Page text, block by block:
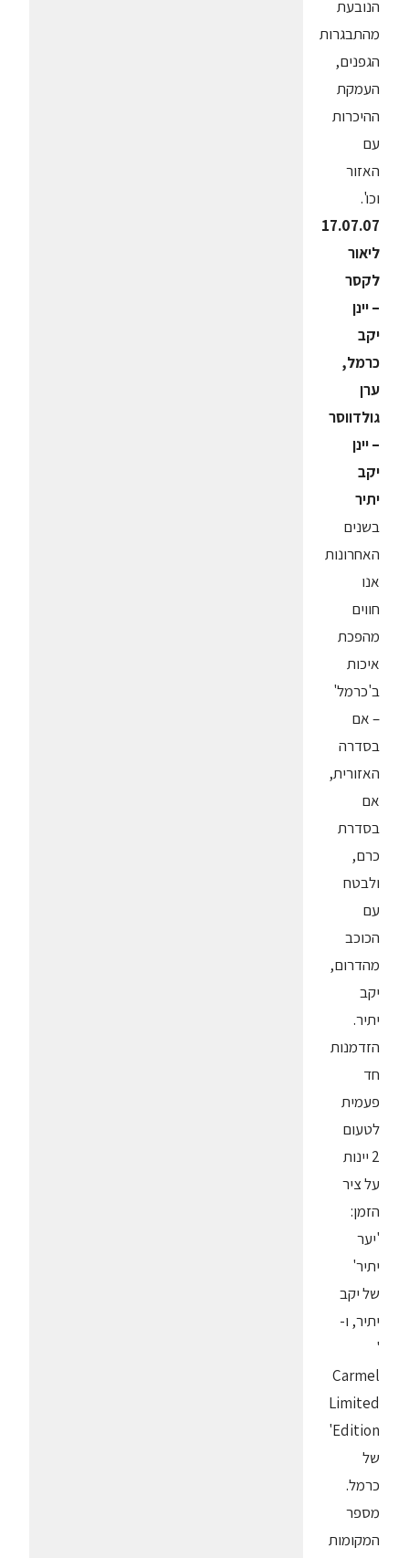
הנובעת
מהתבגרות
הגפנים,
העמקת
ההיכרות
עם
האזור
וכו'.
17.07.07
ליאור
לקסר
– יינן
יקב
כרמל,
ערן
גולדווסר
– יינן
יקב
יתיר
בשנים
האחרונות
אנו
חווים
מהפכת
איכות
ב'כרמל'
– אם
בסדרה
האזורית,
אם
בסדרת
כרם,
ולבטח
עם
הכוכב
מהדרום,
יקב
יתיר.
הזדמנות
חד
פעמית
לטעום
2 יינות
על ציר
הזמן:
'יער
יתיר'
של יקב
יתיר, ו-
'
Carmel
Limited
Edition'
של
כרמל.
מספר
המקומות